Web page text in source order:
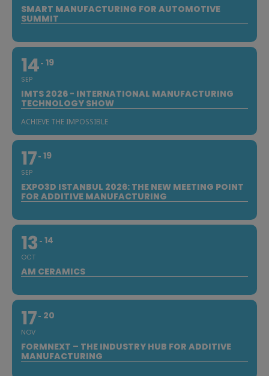
SMART MANUFACTURING FOR AUTOMOTIVE
SUMMIT
14
SEP
19
IMTS 2026 - INTERNATIONAL MANUFACTURING
TECHNOLOGY SHOW
ACHIEVE THE IMPOSSIBLE
17
SEP
19
EXPO3D ISTANBUL 2026: THE NEW MEETING POINT
FOR ADDITIVE MANUFACTURING
13
OCT
14
AM CERAMICS
17
NOV
20
FORMNEXT – THE INDUSTRY HUB FOR ADDITIVE
MANUFACTURING